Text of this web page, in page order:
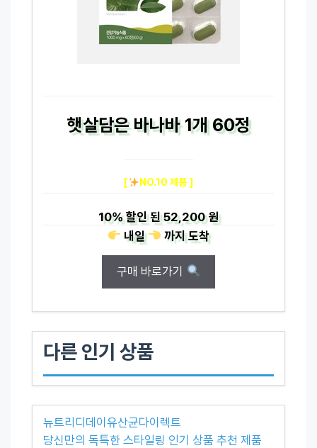
햇살담은 바나바 1개 60정
[ NO.10 제품 ]
10%할인 된52,200 원
내일
까지도착
구매 바로가기
다른 인기 상품
뉴트리디데이유산균다이렉트
당신만의 독특한 스타일링 인기 상품 추천 제품